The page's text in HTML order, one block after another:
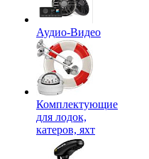
Аудио-Видео
Комплектующие
для лодок,
катеров, яхт